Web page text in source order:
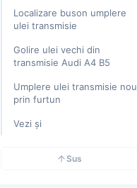
Localizare buson umplere
ulei transmisie
Golire ulei vechi din
transmisie Audi A4 B5
Umplere ulei transmisie nou
prin furtun
Vezi și
Sus